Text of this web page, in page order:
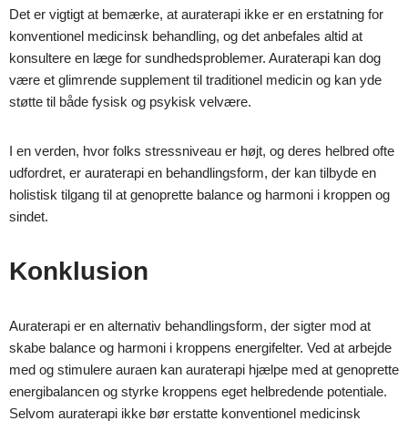
Det er vigtigt at bemærke, at auraterapi ikke er en erstatning for
konventionel medicinsk behandling, og det anbefales altid at
konsultere en læge for sundhedsproblemer. Auraterapi kan dog
være et glimrende supplement til traditionel medicin og kan yde
støtte til både fysisk og psykisk velvære.
I en verden, hvor folks stressniveau er højt, og deres helbred ofte
udfordret, er auraterapi en behandlingsform, der kan tilbyde en
holistisk tilgang til at genoprette balance og harmoni i kroppen og
sindet.
Konklusion
Auraterapi er en alternativ behandlingsform, der sigter mod at
skabe balance og harmoni i kroppens energifelter. Ved at arbejde
med og stimulere auraen kan auraterapi hjælpe med at genoprette
energibalancen og styrke kroppens eget helbredende potentiale.
Selvom auraterapi ikke bør erstatte konventionel medicinsk